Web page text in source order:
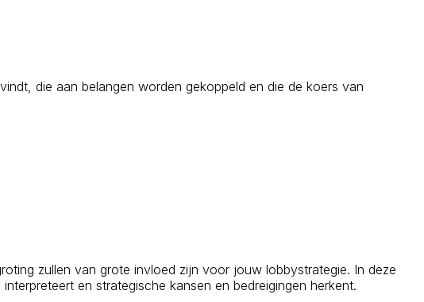
die aan belangen worden gekoppeld en die de koers van
zullen van grote invloed zijn voor jouw lobbystrategie. In deze
en strategische kansen en bedreigingen herkent.